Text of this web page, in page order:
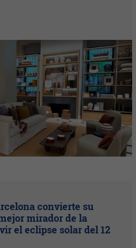
convierte su
mirador de la
el eclipse solar del 12